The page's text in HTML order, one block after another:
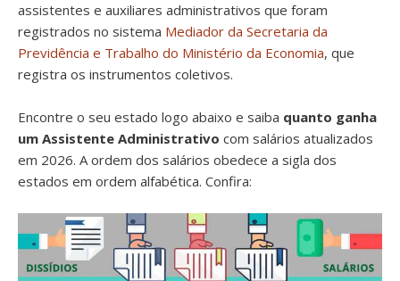
assistentes e auxiliares administrativos que foram
registrados no sistema Mediador da Secretaria da
Previdência e Trabalho do Ministério da Economia, que
registra os instrumentos coletivos.
Encontre o seu estado logo abaixo e saiba quanto ganha
um Assistente Administrativo com salários atualizados
em 2026. A ordem dos salários obedece a sigla dos
estados em ordem alfabética. Confira: